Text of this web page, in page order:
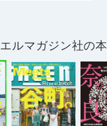
エルマガジン社の本